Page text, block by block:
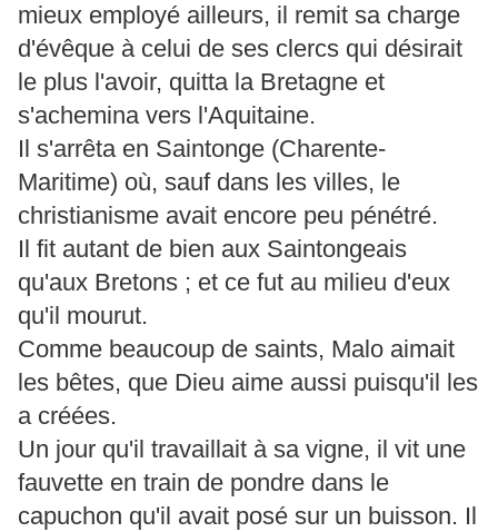
mieux employé ailleurs, il remit sa charge
d'évêque à celui de ses clercs qui désirait
le plus l'avoir, quitta la Bretagne et
s'achemina vers l'Aquitaine.
Il s'arrêta en Saintonge (Charente-
Maritime) où, sauf dans les villes, le
christianisme avait encore peu pénétré.
Il fit autant de bien aux Saintongeais
qu'aux Bretons ; et ce fut au milieu d'eux
qu'il mourut.
Comme beaucoup de saints, Malo aimait
les bêtes, que Dieu aime aussi puisqu'il les
a créées.
Un jour qu'il travaillait à sa vigne, il vit une
fauvette en train de pondre dans le
capuchon qu'il avait posé sur un buisson. Il